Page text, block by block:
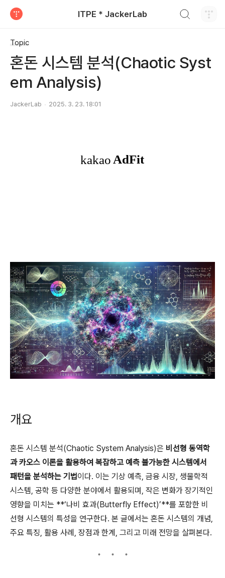
ITPE * JackerLab
Topic
혼돈 시스템 분석(Chaotic Syst
em Analysis)
JackerLab 2025. 3. 23. 18:01
개요
혼돈 시스템 분석(Chaotic System Analysis)은 비선형 동역학
과 카오스 이론을 활용하여 복잡하고 예측 불가능한 시스템에서
패턴을 분석하는 기법 이다. 이는 기상 예측, 금융 시장, 생물학적
시스템, 공학 등 다양한 분야에서 활용되며, 작은 변화가 장기적인
영향을 미치는 **‘나비 효과(Butterfly Effect)’**를 포함한 비
선형 시스템의 특성을 연구한다. 본 글에서는 혼돈 시스템의 개념,
주요 특징, 활용 사례, 장점과 한계, 그리고 미래 전망을 살펴본다.